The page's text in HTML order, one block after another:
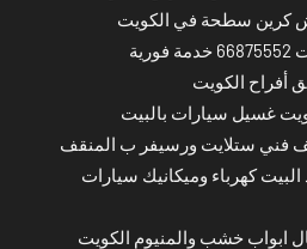
كرين سطحة في الكويت
أفراح الكويت
غسيل سيارات بالبيت
فني ستلايت ورسيفر ب المنقف
كهرباء وميكانيك سيارات
ابواب خشب والمنيوم الكويت